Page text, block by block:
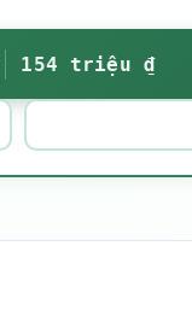
154 triệu ₫